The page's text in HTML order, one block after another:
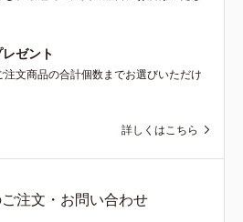
ゼント
注文商品の合計個数までお選びいただけ
詳しくはこちら
注文・お問い合わせ